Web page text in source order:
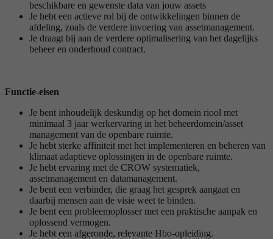
beschikbare en gewenste data van jouw assets
Je hebt een actieve rol bij de ontwikkelingen binnen de
afdeling, zoals de verdere invoering van assetmanagement.
Je draagt bij aan de verdere optimalisering van het dagelijks
beheer en onderhoud contract.
Functie-eisen
Je bent inhoudelijk deskundig op het domein riool met
minimaal 3 jaar werkervaring in het beheerdomein/asset
management van de openbare ruimte.
Je hebt sterke affiniteit met het implementeren en beheren van
klimaat adaptieve oplossingen in de openbare ruimte.
Je hebt ervaring met de CROW systematiek,
assetmanagement en datamanagement.
Je bent een verbinder, die graag het gesprek aangaat en
daarbij mensen aan de visie weet te binden.
Je bent een probleemoplosser met een praktische aanpak en
oplossend vermogen.
Je hebt een afgeronde, relevante Hbo-opleiding.